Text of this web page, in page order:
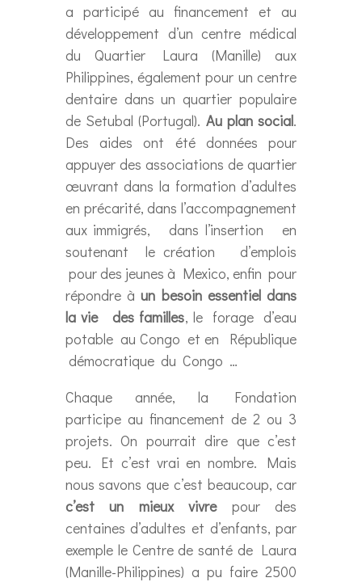
a participé au financement et au
développement d’un centre médical
du Quartier Laura (Manille) aux
Philippines, également pour un centre
dentaire dans un quartier populaire
de Setubal (Portugal). Au plan social.
Des aides ont été données pour
appuyer des associations de quartier
œuvrant dans la formation d’adultes
en précarité, dans l’accompagnement
aux immigrés, dans l’insertion en
soutenant le création d’emplois
pour des jeunes à Mexico, enfin pour
répondre àun besoin essentiel dans
la vie des familles, le forage d’eau
potable au Congo et en République
démocratique du Congo …
Chaque année, la Fondation
participe au financement de 2 ou 3
projets. On pourrait dire que c’est
peu. Et c’est vrai en nombre. Mais
nous savons que c’est beaucoup, car
c’est un mieux vivre pour des
centaines d’adultes et d’enfants, par
exemple le Centre de santé de Laura
(Manille-Philippines) a pu faire 2500